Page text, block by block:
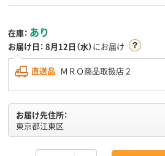
在庫： あり
お届け日： 8月12日（水）にお届け
直送品 ＭＲＯ商品取扱店２
お届け先住所：
東京都江東区